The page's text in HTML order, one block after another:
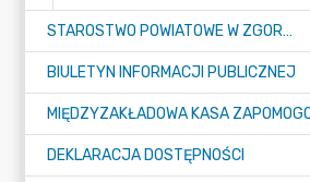
STAROSTWO POWIATOWE W ZGORZELCU
BIULETYN INFORMACJI PUBLICZNEJ
DEKLARACJA DOSTĘPNOŚCI